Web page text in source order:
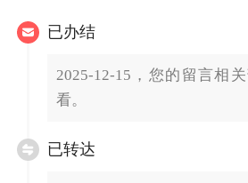
已办结
2025-12-15，您的留言相
看。
已转达